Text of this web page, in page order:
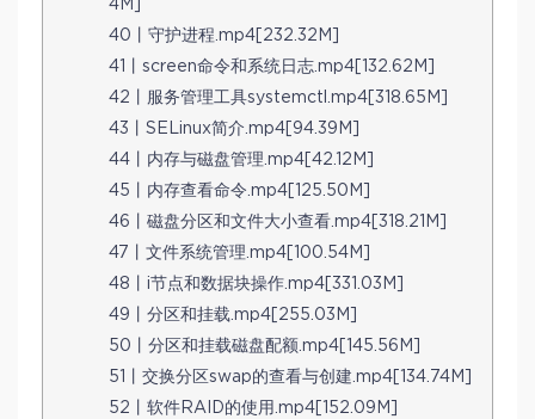
4M]
40丨守护进程.mp4[232.32M]
41丨screen命令和系统日志.mp4[132.62M]
42丨服务管理工具systemctl.mp4[318.65M]
43丨SELinux简介.mp4[94.39M]
44丨内存与磁盘管理.mp4[42.12M]
45丨内存查看命令.mp4[125.50M]
46丨磁盘分区和文件大小查看.mp4[318.21M]
47丨文件系统管理.mp4[100.54M]
48丨i节点和数据块操作.mp4[331.03M]
49丨分区和挂载.mp4[255.03M]
50丨分区和挂载磁盘配额.mp4[145.56M]
51丨交换分区swap的查看与创建.mp4[134.74M]
52丨软件RAID的使用.mp4[152.09M]